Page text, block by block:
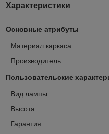
Характеристики
Основные атрибуты
Материал каркаса
Производитель
Пользовательские
Вид лампы
Высота
Гарантия